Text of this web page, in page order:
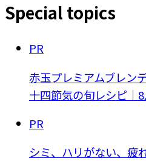
Special topics
PR
赤玉プレミアムブレン
十四節気の旬レシピ｜
PR
シミ、ハリがない、